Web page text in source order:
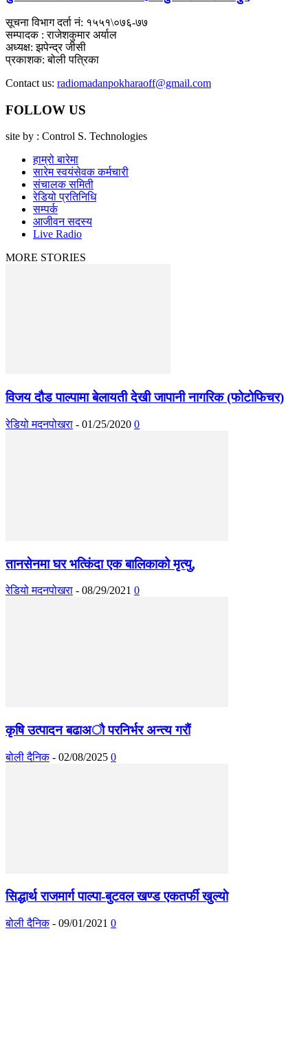
सूचना विभाग दर्ता नं: १५५१\०७६-७७
सम्पादक : राजेशकुमार अर्याल
अध्यक्ष: झपेन्द्र जीसी
प्रकाशक: बोली पत्रिका
Contact us: radiomadanpokharaoff@gmail.com
FOLLOW US
site by : Control S. Technologies
हाम्रो बारेमा
सारेम स्वयंसेवक कर्मचारी
संचालक समिती
रेडियो प्रतिनिधि
सम्पर्क
आजीवन सदस्य
Live Radio
MORE STORIES
विजय दौड पाल्पामा बेलायती देखी जापानी नागरिक (फोटोफिचर)
रेडियो मदनपोखरा - 01/25/2020 0
तानसेनमा घर भत्किंदा एक बालिकाको मृत्यु,
रेडियो मदनपोखरा - 08/29/2021 0
कृषि उत्पादन बढाअाै परनिर्भर अन्त्य गराैं
बोली दैनिक - 02/08/2025 0
सिद्धार्थ राजमार्ग पाल्पा-बुटवल खण्ड एकतर्फी खुल्याे
बोली दैनिक - 09/01/2021 0